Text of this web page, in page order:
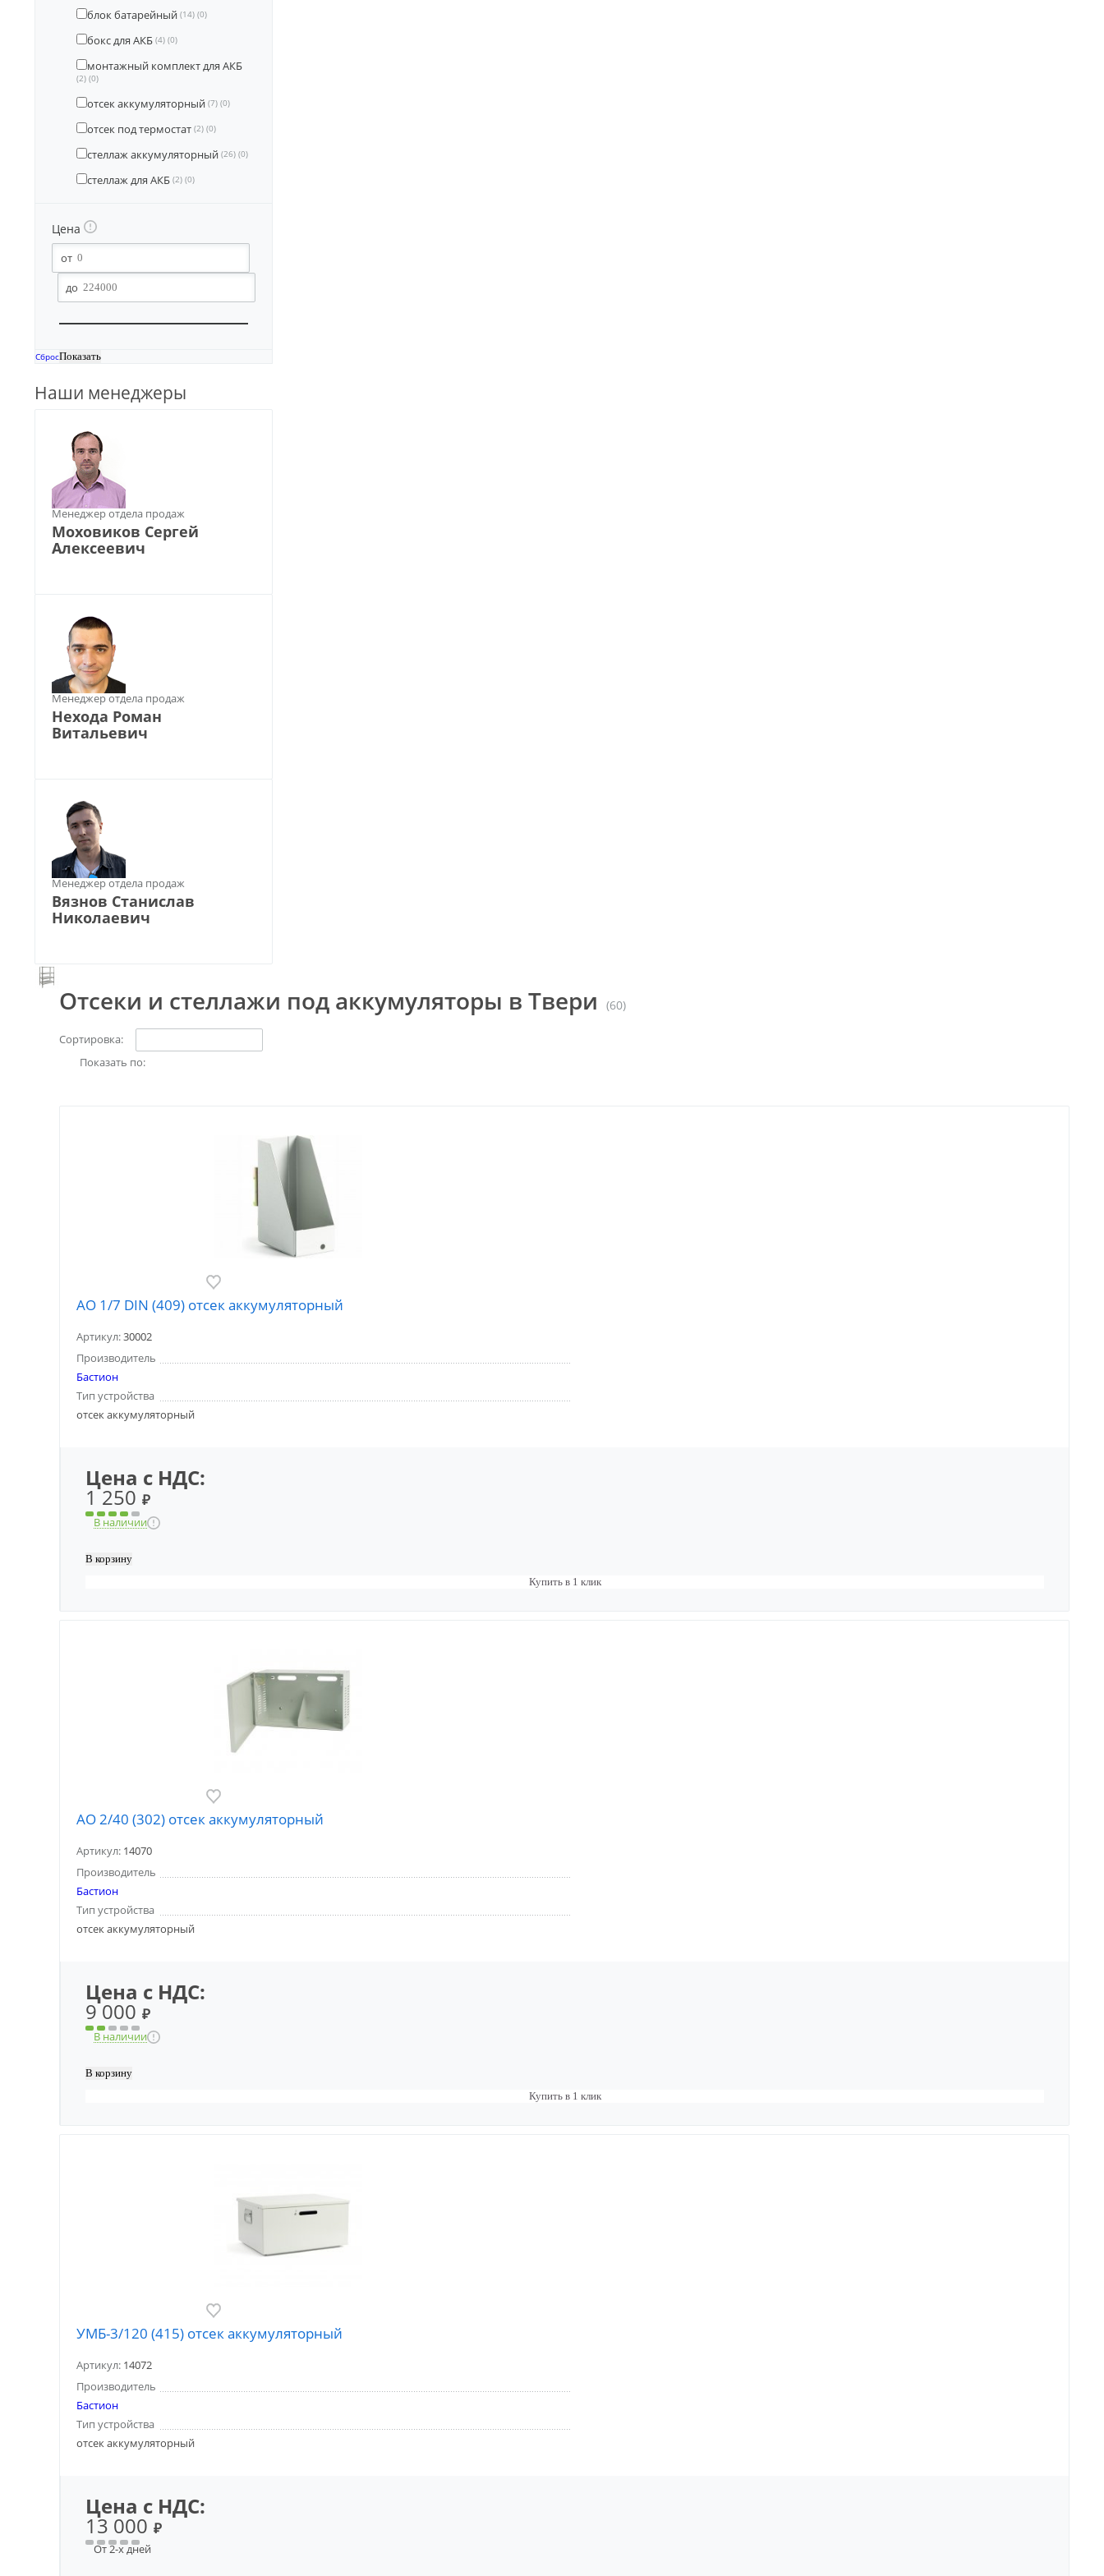
блок батарейный (14) (0)
бокс для АКБ (4) (0)
монтажный комплект для АКБ
(2) (0)
отсек аккумуляторный (7) (0)
отсек под термостат (2) (0)
стеллаж аккумуляторный (26) (0)
стеллаж для АКБ (2) (0)
Цена
Сброс
Наши менеджеры
Менеджер отдела продаж
Моховиков Сергей
Алексеевич
Менеджер отдела продаж
Нехода Роман
Витальевич
Менеджер отдела продаж
Вязнов Станислав
Николаевич
Отсеки и стеллажи под аккумуляторы в Твери (60)
Сортировка:
Показать по:
АО 1/7 DIN (409) отсек аккумуляторный
Артикул:30002
Производитель
Бастион
Тип устройства
отсек аккумуляторный
Цена с НДС:
1 250₽
В наличии
Купить в 1 клик
АО 2/40 (302) отсек аккумуляторный
Артикул: 14070
Производитель
Бастион
Тип устройства
отсек аккумуляторный
Цена с НДС:
9 000₽
В наличии
Купить в 1 клик
УМБ-3/120 (415) отсек аккумуляторный
Артикул: 14072
Производитель
Бастион
Тип устройства
отсек аккумуляторный
Цена с НДС:
13 000₽
От 2-х дней